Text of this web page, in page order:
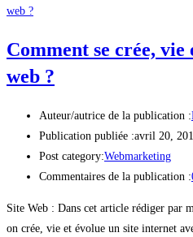
Comment se crée, vie
web ?
Auteur/autrice de la publication :
Publication publiée :avril 20,
Post category:Webmarketing
Commentaires de la publication :
Site Web : Dans cet article rédiger par
on crée, vie et évolue un site internet